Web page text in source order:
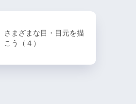
さまざまな目・目元を描
こう（４）